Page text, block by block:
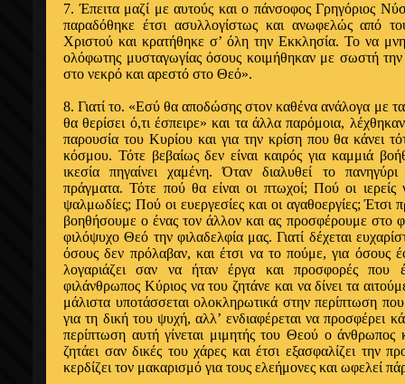
7. Έπειτα μαζί με αυτούς και ο πάνσοφος Γρηγόριος
πα­ραδόθηκε έτσι ασυλλογίστως και ανωφελώς από
Χριστού και κρα­τήθηκε σ’ όλη την Εκκλησία. Το να
ολόφωτης μυσταγω­γίας όσους κοιμήθηκαν με σωστή την
στο νεκρό και αρεστό στο Θεό».
8. Γιατί το. «Εσύ θα αποδώσης στον καθένα ανάλογα με
θα θερίσει ό,τι έσπειρε» και τα άλλα παρόμοια,
παρουσία του Κυρίου και για την κρίση που θα κάνει
κόσμου. Τότε βεβαίως δεν είναι καιρός για καμμιά
ικεσία πηγαίνει χαμένη. Όταν δια­λυθεί το
πράγματα. Τότε πού θα είναι οι πτωχοί; Πού οι
ψαλμωδίες; Πού οι ευεργεσίες και οι αγαθοεργίες; Έτσι
βοηθήσουμε ο ένας τον άλλον και ας προσφέρουμε στο
φιλόψυχο Θεό την φιλαδελφία μας. Γιατί δέχεται
όσους δεν πρόλαβαν, και έτσι να το πούμε, για όσους
λογαριάζει σαν να ήταν έργα και προσφορές που
φιλάνθρωπος Κύ­ριος να του ζητάνε και να δίνει τα
μάλιστα υποτάσσεται ολο­κληρωτικά στην περίπτωση
για τη δική του ψυχή, αλλ’ ενδια­φέρεται να προσφέρει
περίπτωση αυτή γίνεται μιμητής του Θεού ο άνθρωπος
ζητάει σαν δικές του χάρες και έτσι εξασφαλίζει την
κερδίζει τον μακαρισμό για τους ελεήμονες και ωφελεί